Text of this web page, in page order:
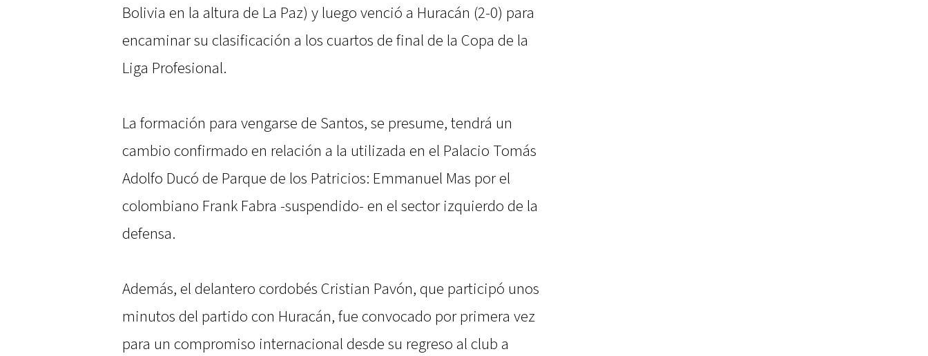
Bolivia en la altura de La Paz) y luego venció a Huracán (2-0) para
encaminar su clasificación a los cuartos de final de la Copa de la
Liga Profesional.
La formación para vengarse de Santos, se presume, tendrá un
cambio confirmado en relación a la utilizada en el Palacio Tomás
Adolfo Ducó de Parque de los Patricios: Emmanuel Mas por el
colombiano Frank Fabra -suspendido- en el sector izquierdo de la
defensa.
Además, el delantero cordobés Cristian Pavón, que participó unos
minutos del partido con Huracán, fue convocado por primera vez
para un compromiso internacional desde su regreso al club a